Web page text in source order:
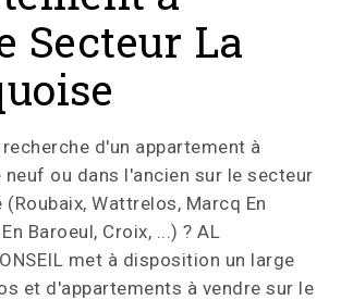
Secteur La
d'un appartement à
neuf ou dans l'ancien sur le secteur
Wattrelos, Marcq En
Baroeul, Croix, ...) ? AL
met à disposition un large
et d'appartements à vendre sur le